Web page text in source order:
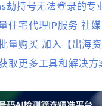
劫持号无法登录的专
住宅代理IP服务 社
量购买 加入【出海
取更多工具和解决方